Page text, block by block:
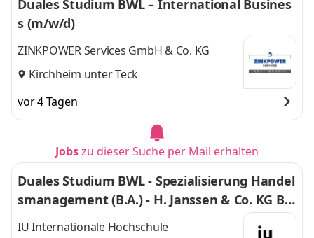
Duales Studium BWL – International Busines
s (m/w/d)
ZINKPOWER Services GmbH & Co. KG
Kirchheim unter Teck
vor 4 Tagen
Jobszu dieser Suche per Mail erhalten
Duales Studium BWL - Spezialisierung Handel
smanagement (B.A.) - H. Janssen & Co. KG Bo
nn
IU Internationale Hochschule